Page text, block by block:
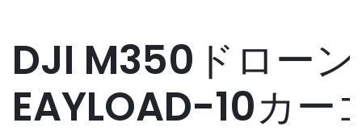
DJI M350ドロー
EAYLOAD-10カー